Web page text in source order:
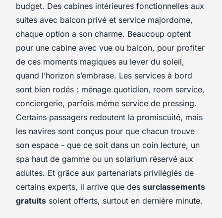
budget. Des cabines intérieures fonctionnelles aux
suites avec balcon privé et service majordome,
chaque option a son charme. Beaucoup optent
pour une cabine avec vue ou balcon, pour profiter
de ces moments magiques au lever du soleil,
quand l’horizon s’embrase. Les services à bord
sont bien rodés : ménage quotidien, room service,
conciergerie, parfois même service de pressing.
Certains passagers redoutent la promiscuité, mais
les navires sont conçus pour que chacun trouve
son espace - que ce soit dans un coin lecture, un
spa haut de gamme ou un solarium réservé aux
adultes. Et grâce aux partenariats privilégiés de
certains experts, il arrive que des surclassements
gratuits soient offerts, surtout en dernière minute.